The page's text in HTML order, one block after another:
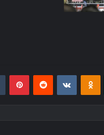
Tumblr PinterestReddit